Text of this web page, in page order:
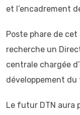
et l’encadrement
Poste phare de
recherche un
centrale chargée
développement
Le futur DTN aura